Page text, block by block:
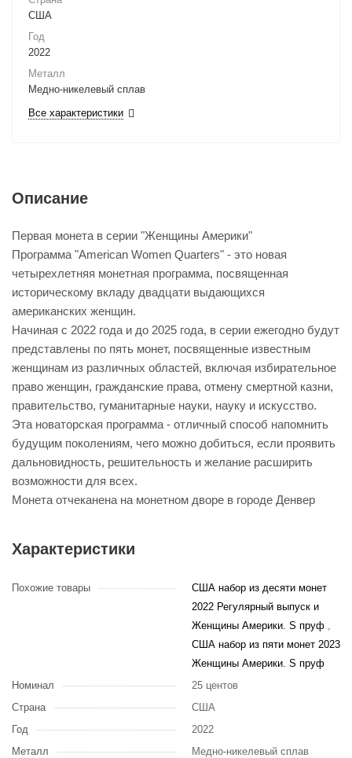
США
Год
2022
Металл
Медно-никелевый сплав
Все характеристики
Описание
Первая монета в серии "Женщины Америки"
Программа "American Women Quarters" - это новая
четырехлетняя монетная программа, посвященная
историческому вкладу двадцати выдающихся
американских женщин.
Начиная с 2022 года и до 2025 года, в серии ежегодно будут
представлены по пять монет, посвященные известным
женщинам из различных областей, включая избирательное
право женщин, гражданские права, отмену смертной казни,
правительство, гуманитарные науки, науку и искусство.
Эта новаторская программа - отличный способ напомнить
будущим поколениям, чего можно добиться, если проявить
дальновидность, решительность и желание расширить
возможности для всех.
Монета отчеканена на монетном дворе в городе Денвер
Характеристики
Похожие товары
США набор из десяти монет
2022 Регулярный выпуск и
Женщины Америки. S пруф ,
США набор из пяти монет 2023
Женщины Америки. S пруф
Номинал
25 центов
Страна
США
Год
2022
Металл
Медно-никелевый сплав